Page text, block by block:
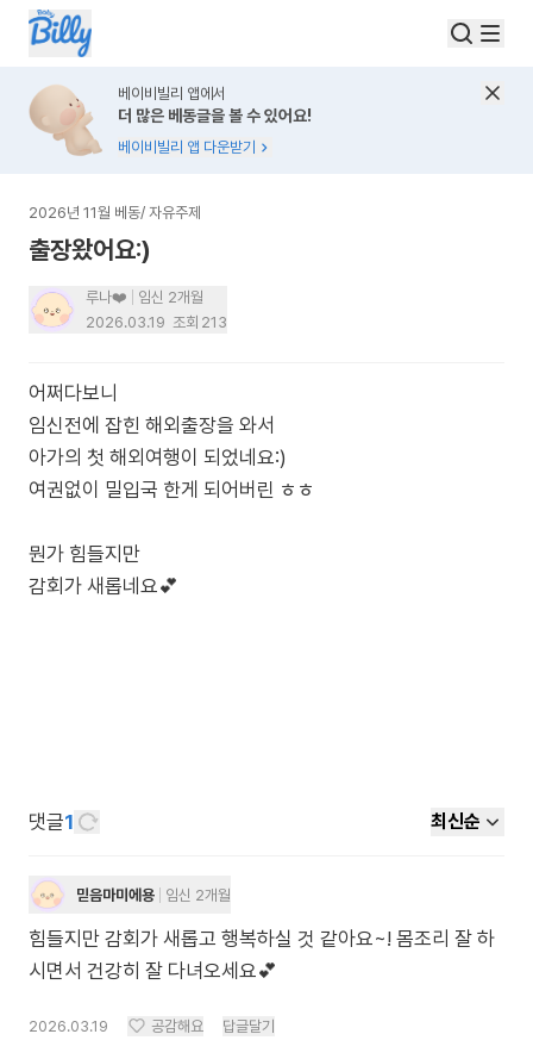
베이비빌리 앱에서
더 많은 베동글을 볼 수 있어요!
베이비빌리 앱 다운받기
2026년 11월 베동/ 자유주제
출장왔어요:)
루나❤️
임신 2개월
2026.03.19 조회 213
어쩌다보니
임신전에 잡힌 해외출장을 와서
아가의 첫 해외여행이 되었네요:)
여권없이 밀입국 한게 되어버린 ㅎㅎ
뭔가 힘들지만
댓글1 최신순
믿음마미에용 임신 2개월
힘들지만 감회가 새롭고 행복하실 것 같아요~! 몸조리 잘 하
시면서 건강히 잘 다녀오세요💕
2026.03.19 공감해요 답글달기